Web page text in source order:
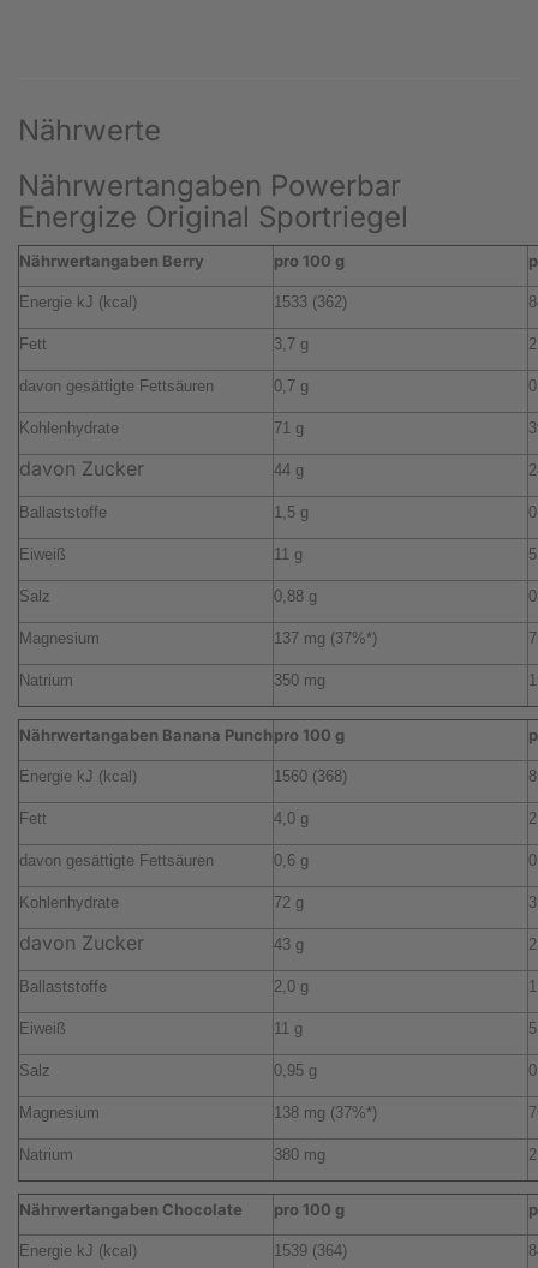
Nährwerte
Nährwertangaben Powerbar
Energize Original Sportriegel
Nährwertangaben Berry pro 100 g
Energie kJ (kcal) 1533 (362)
Fett 3,7 g
davon gesättigte Fettsäuren 0,7 g
Kohlenhydrate 71 g
davon Zucker 44 g
Ballaststoffe 1,5 g
Eiweiß 11 g
Salz 0,88 g
Magnesium 137 mg (37%*)
Natrium 350 mg
Nährwertangaben Banana Punchpro 100 g
Energie kJ (kcal) 1560 (368)
Fett 4,0 g
davon gesättigte Fettsäuren 0,6 g
Kohlenhydrate 72 g
davon Zucker 43 g
Ballaststoffe 2,0 g
Eiweiß 11 g
Salz 0,95 g
Magnesium 138 mg (37%*)
Natrium 380 mg
Nährwertangaben Chocolate pro 100 g
Energie kJ (kcal) 1539 (364)